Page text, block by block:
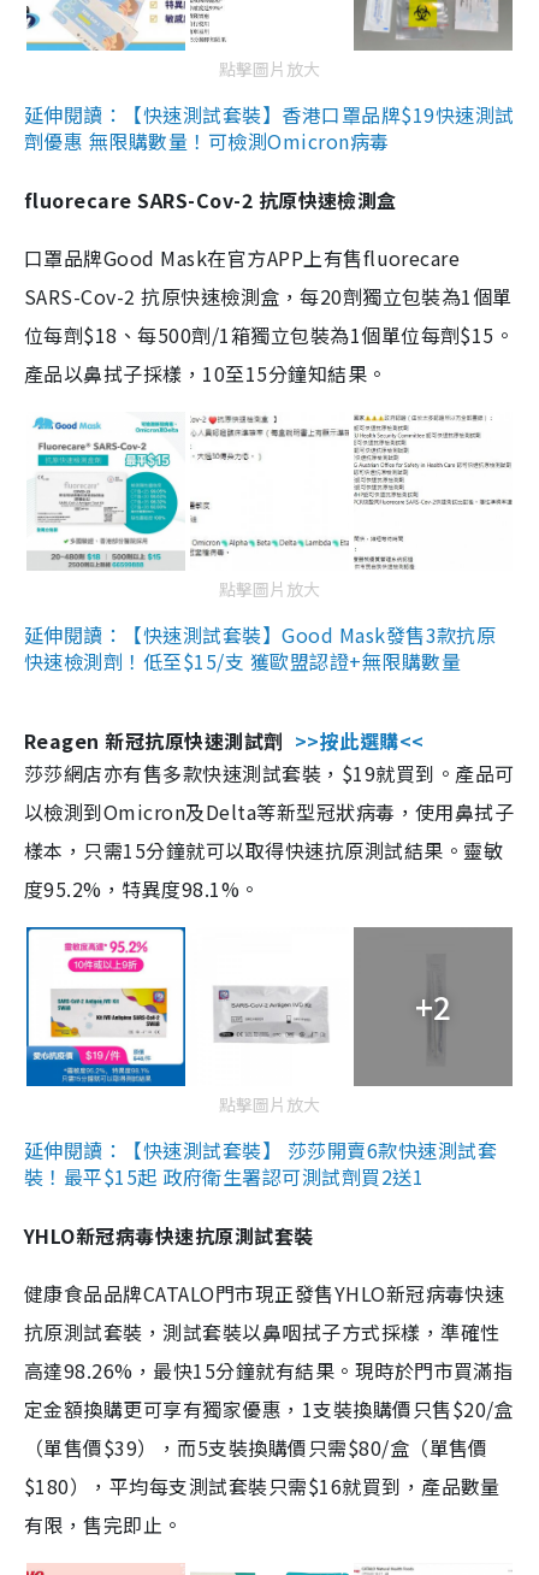
點擊圖片放大
延伸閱讀：【快速測試套裝】香港口罩品牌$19快速測試
劑優惠 無限購數量！可檢測Omicron病毒
fluorecare SARS-Cov-2 抗原快速檢測盒
口罩品牌Good Mask在官方APP上有售fluorecare
SARS-Cov-2 抗原快速檢測盒，每20劑獨立包裝為1個單
位每劑$18、每500劑/1箱獨立包裝為1個單位每劑$15。
產品以鼻拭子採樣，10至15分鐘知結果。
點擊圖片放大
延伸閱讀：【快速測試套裝】Good Mask發售3款抗原
快速檢測劑！低至$15/支 獲歐盟認證+無限購數量
Reagen 新冠抗原快速測試劑 >>按此選購<<
莎莎網店亦有售多款快速測試套裝，$19就買到。產品可
以檢測到Omicron及Delta等新型冠狀病毒，使用鼻拭子
樣本，只需15分鐘就可以取得快速抗原測試結果。靈敏
度95.2%，特異度98.1%。
+2
點擊圖片放大
延伸閱讀：【快速測試套裝】 莎莎開賣6款快速測試套
裝！最平$15起 政府衛生署認可測試劑買2送1
YHLO新冠病毒快速抗原測試套裝
健康食品品牌CATALO門市現正發售YHLO新冠病毒快速
抗原測試套裝，測試套裝以鼻咽拭子方式採樣，準確性
高達98.26%，最快15分鐘就有結果。現時於門市買滿指
定金額換購更可享有獨家優惠，1支裝換購價只售$20/盒
（單售價$39），而5支裝換購價只需$80/盒（單售價
$180），平均每支測試套裝只需$16就買到，產品數量
有限，售完即止。